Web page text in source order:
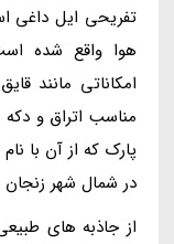
تفریحی ایل
هوا واقع شده
امکاناتی مانند
مناسب اتراق و
پارک که از آن با
در شمال شهر
از جاذبه های